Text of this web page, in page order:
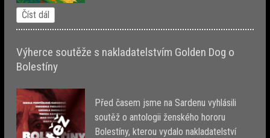
Číst dál
Výherce soutěže s nakladatelstvím Golden Dog o
Bolestíny
Před časem jsme na Sardenu vyhlásili
soutěž o antologii ženského hororu
Bolestíny, kterou vydalo nakladatelství